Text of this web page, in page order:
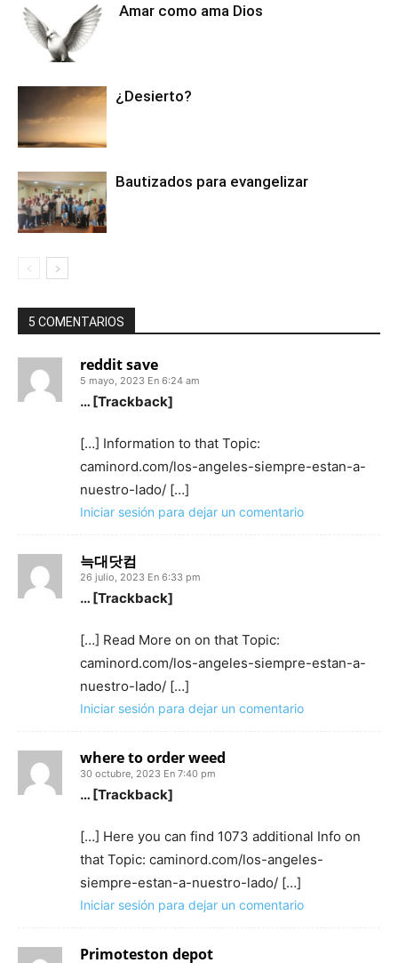
Amar como ama Dios
¿Desierto?
Bautizados para evangelizar
5 COMENTARIOS
reddit save
5 mayo, 2023 En 6:24 am
… [Trackback]
[…] Information to that Topic:
caminord.com/los-angeles-siempre-estan-a-
nuestro-lado/ […]
Iniciar sesión para dejar un comentario
늑대닷컴
26 julio, 2023 En 6:33 pm
… [Trackback]
[…] Read More on on that Topic:
caminord.com/los-angeles-siempre-estan-a-
nuestro-lado/ […]
Iniciar sesión para dejar un comentario
where to order weed
30 octubre, 2023 En 7:40 pm
… [Trackback]
[…] Here you can find 1073 additional Info on
that Topic: caminord.com/los-angeles-
siempre-estan-a-nuestro-lado/ […]
Iniciar sesión para dejar un comentario
Primoteston depot